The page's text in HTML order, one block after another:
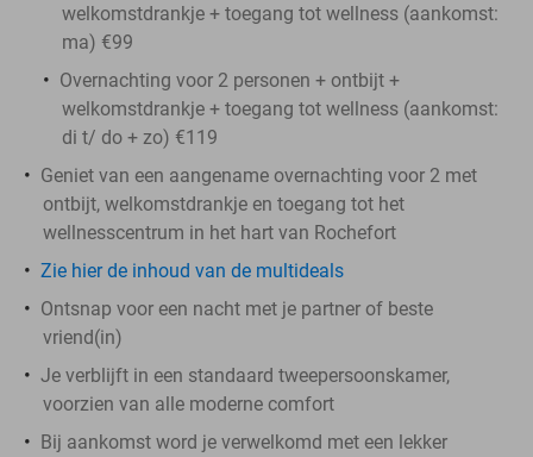
welkomstdrankje + toegang tot wellness (aankomst:
ma) €99
Overnachting voor 2 personen + ontbijt +
welkomstdrankje + toegang tot wellness (aankomst:
di t/ do + zo) €119
Geniet van een aangename overnachting voor 2 met
ontbijt, welkomstdrankje en toegang tot het
wellnesscentrum in het hart van Rochefort
Zie hier de inhoud van de multideals
Ontsnap voor een nacht met je partner of beste
vriend(in)
Je verblijft in een standaard tweepersoonskamer,
voorzien van alle moderne comfort
Bij aankomst word je verwelkomd met een lekker